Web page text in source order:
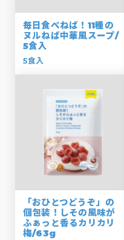
毎日食べねば！11種の
ヌルねば中華風スープ/
5食入
5食入
「おひとつどうぞ」の
個包装！しその風味が
ふぁっと香るカリカリ
梅/63g